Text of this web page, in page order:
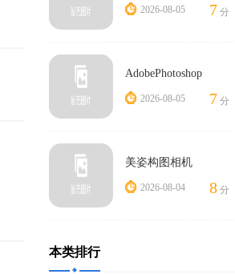
2026-08-05 7 分
AdobePhotoshop
2026-08-05 7 分
美姿构图相机
2026-08-04 8 分
本类排行